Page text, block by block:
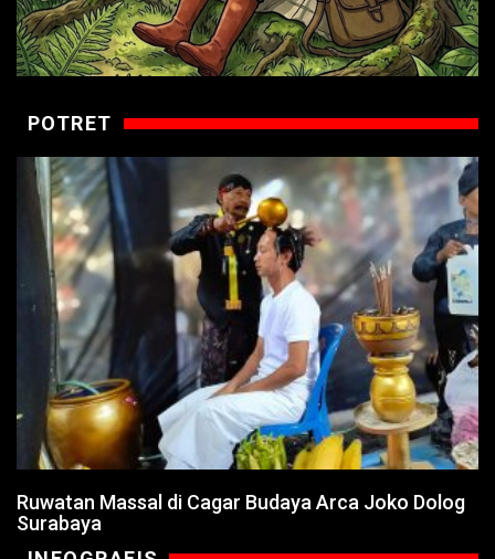
POTRET
Ruwatan Massal di Cagar Budaya Arca Joko Dolog
Surabaya